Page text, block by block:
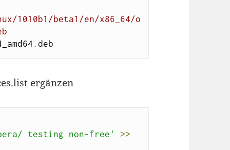
1010b1/beta1/en/x86_64/o
. deb
ergänzen
testing non-free' >>